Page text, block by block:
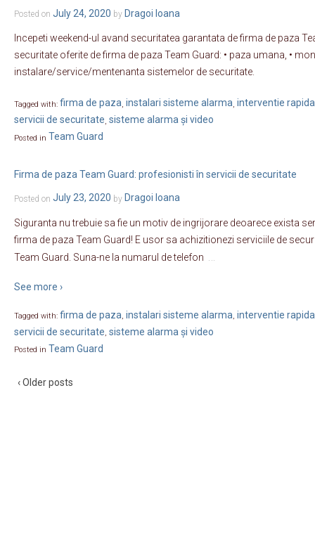
Posted on July 24, 2020 by Dragoi Ioana
Incepeti weekend-ul avand securitatea garantata de firma de paza
securitate oferite de firma de paza Team Guard: • paza umana, •
instalare/service/mentenanta sistemelor de securitate.
Tagged with: firma de paza, instalari sisteme alarma, interventie rapida
servicii de securitate, sisteme alarma și video
Posted in Team Guard
Firma de paza Team Guard: profesionisti în servicii de securitate
Posted on July 23, 2020 by Dragoi Ioana
Siguranta nu trebuie sa fie un motiv de ingrijorare deoarece exista
firma de paza Team Guard! E usor sa achizitionezi serviciile de
Team Guard. Suna-ne la numarul de telefon
See more ›
Tagged with: firma de paza, instalari sisteme alarma, interventie rapida
servicii de securitate, sisteme alarma și video
Posted in Team Guard
‹ Older posts